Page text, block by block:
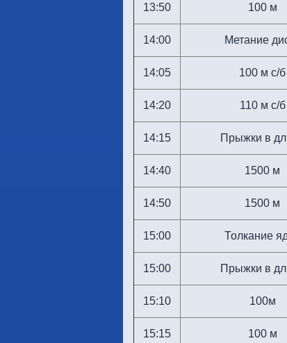
13:50 100 м
14:00 Метание
14:05 100 м с/б
14:20 110 м с/б
14:15 Прыжки в
14:40 1500 м
14:50 1500 м
15:00 Толкание
15:00 Прыжки в
15:10 100м
15:15 100 м